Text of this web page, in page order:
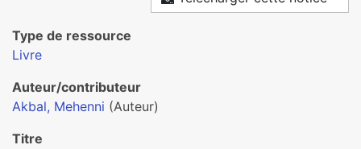
Type de ressource
Livre
Auteur/contributeur
Akbal, Mehenni (Auteur)
Titre